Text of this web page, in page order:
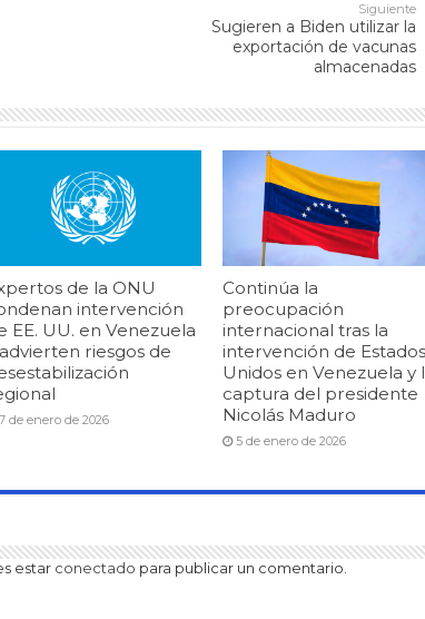
Siguiente
Sugieren a Biden utilizar la
exportación de vacunas
almacenadas
de la ONU
intervención
EE. UU. en Venezuela
riesgos de
7 de enero de 2026
Continúa la
preocupación
internacional tras la
intervención de Estados
Unidos en Venezuela y
captura del presidente
Nicolás Maduro
5 de enero de 2026
estar conectado para publicar un comentario.